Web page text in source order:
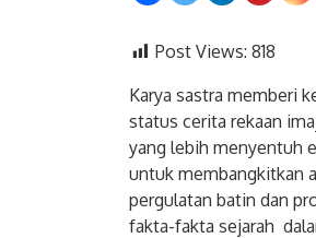
Post Views: 818
Karya sastra memberi
status cerita rekaan
yang lebih menyentuh
untuk membangkitkan
pergulatan batin dan
fakta-fakta sejarah